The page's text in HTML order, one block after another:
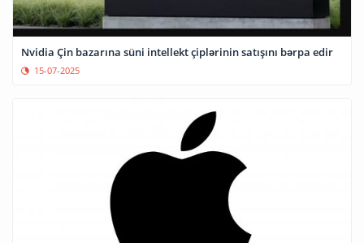
Nvidia Çin bazarına süni intellekt çiplərinin satışını bərpa edir
15-07-2025